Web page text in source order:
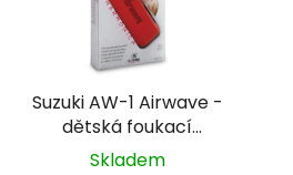
Suzuki AW-1 Airwave -
dětská foukací
harmonika červená
Skladem